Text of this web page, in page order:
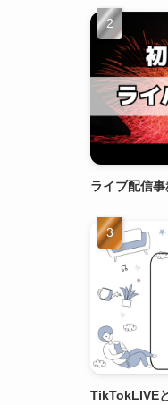
ライブ配信事
TikTokLIVE